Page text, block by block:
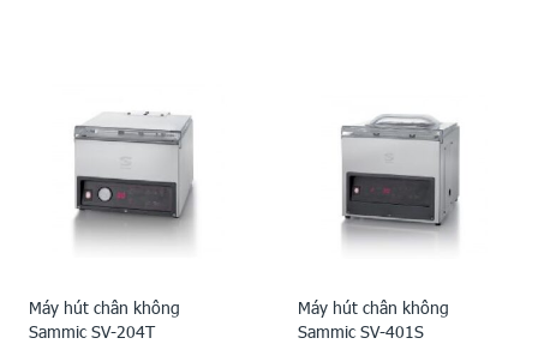
Máy hút chân không
Sammic SV-204T
Máy hút chân không
Sammic SV-401S